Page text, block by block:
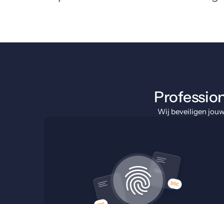
Wij beveiligen